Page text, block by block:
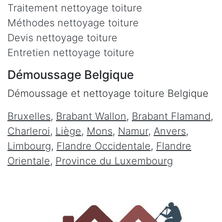
Traitement nettoyage toiture
Méthodes nettoyage toiture
Devis nettoyage toiture
Entretien nettoyage toiture
Démoussage Belgique
Démoussage et nettoyage toiture Belgique
Bruxelles, Brabant Wallon, Brabant Flamand,
Charleroi, Liège, Mons, Namur, Anvers,
Limbourg, Flandre Occidentale, Flandre
Orientale, Province du Luxembourg